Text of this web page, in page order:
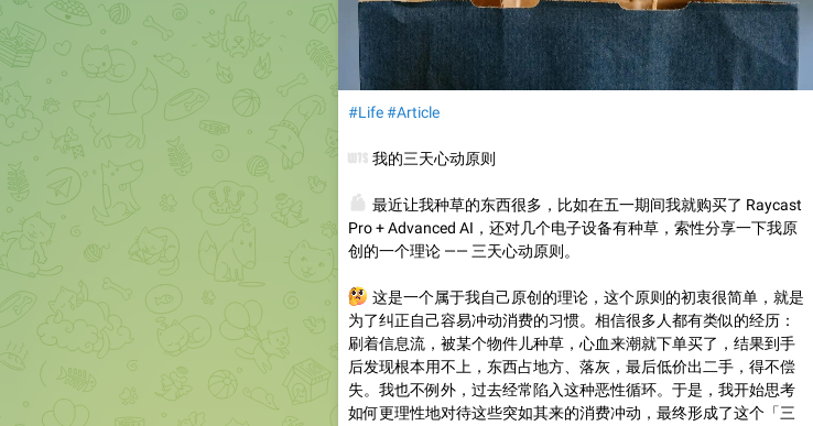
#Life#Article
🛍️我的三天心动原则
👛最近让我种草的东西很多，比如在五一期间我就购买了 Raycast
Pro + Advanced AI，还对几个电子设备有种草，索性分享一下我原
创的一个理论 —— 三天心动原则。
🤔这是一个属于我自己原创的理论，这个原则的初衷很简单，就是
为了纠正自己容易冲动消费的习惯。相信很多人都有类似的经历：
刷着信息流，被某个物件儿种草，心血来潮就下单买了，结果到手
后发现根本用不上，东西占地方、落灰，最后低价出二手，得不偿
失。我也不例外，过去经常陷入这种恶性循环。于是，我开始思考
如何更理性地对待这些突如其来的消费冲动，最终形成了这个「三